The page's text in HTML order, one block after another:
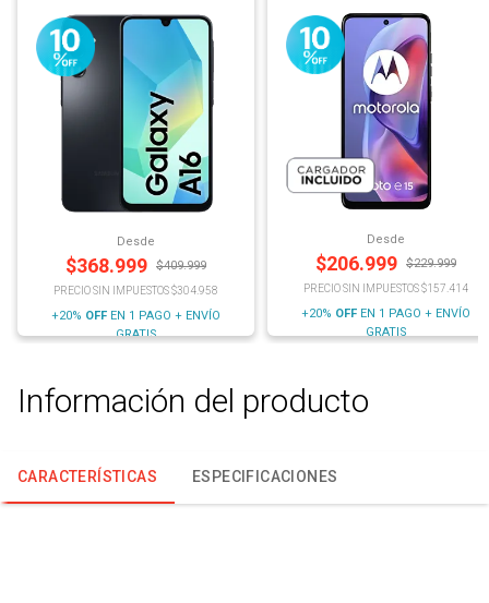
Desde
$368.999 $409.999
PRECIO SIN IMPUESTOS $304.958
+20% OFF EN 1 PAGO + ENVÍO
GRATIS
Desde
$206.999 $229.999
PRECIO SIN IMPUESTOS $157.414
+20% OFF EN 1 PAGO + ENVÍO
GRATIS
Información del producto
CARACTERÍSTICAS ESPECIFICACIONES